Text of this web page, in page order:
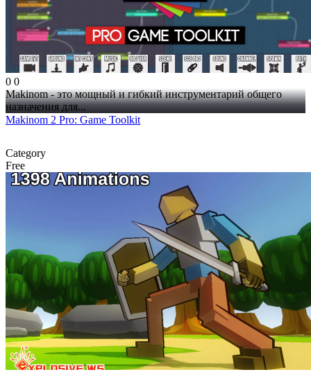
0 0
Makinom - это мощный и гибкий инструментарий общего
назначения для...
Makinom 2 Pro: Game Toolkit
Category
Free